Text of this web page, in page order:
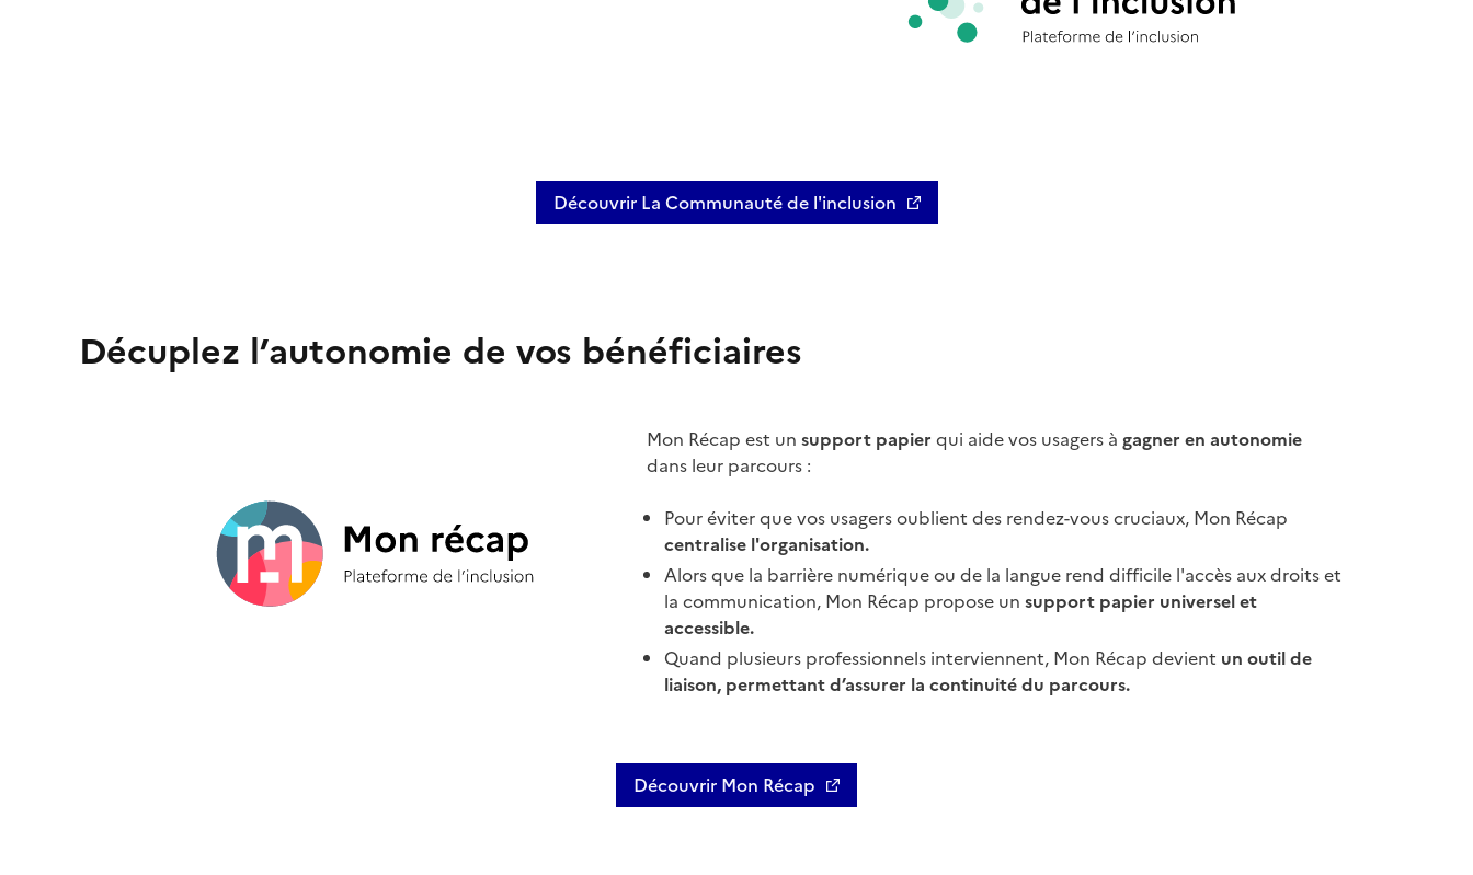
Découvrir La Communauté de l'inclusion
Ouvre une nouvelle fenêtre
Décuplez l’autonomie de vos bénéficiaires
Mon Récap est un support papier qui aide vos usagers à gagner en autonomie
dans leur parcours :
Pour éviter que vos usagers oublient des rendez-vous cruciaux, Mon Récap
centralise l'organisation.
Alors que la barrière numérique ou de la langue rend difficile l'accès aux droits et
la communication, Mon Récap propose un support papier universel et
accessible.
Quand plusieurs professionnels interviennent, Mon Récap devient un outil de
liaison, permettant d’assurer la continuité du parcours.
Découvrir Mon RécapOuvre une nouvelle fenêtre